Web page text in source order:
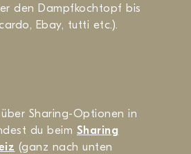
den Dampfkochtopf bis
Ebay, tutti etc.).
Sharing-Optionen in
du beim Sharing
(ganz nach unten